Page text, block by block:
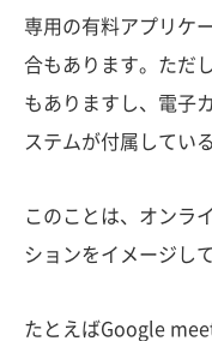
専用の有料アプリケ
合もあります。ただ
もありますし、電子
ステムが付属してい
このことは、オンラ
ションをイメージし
たとえばGoogle